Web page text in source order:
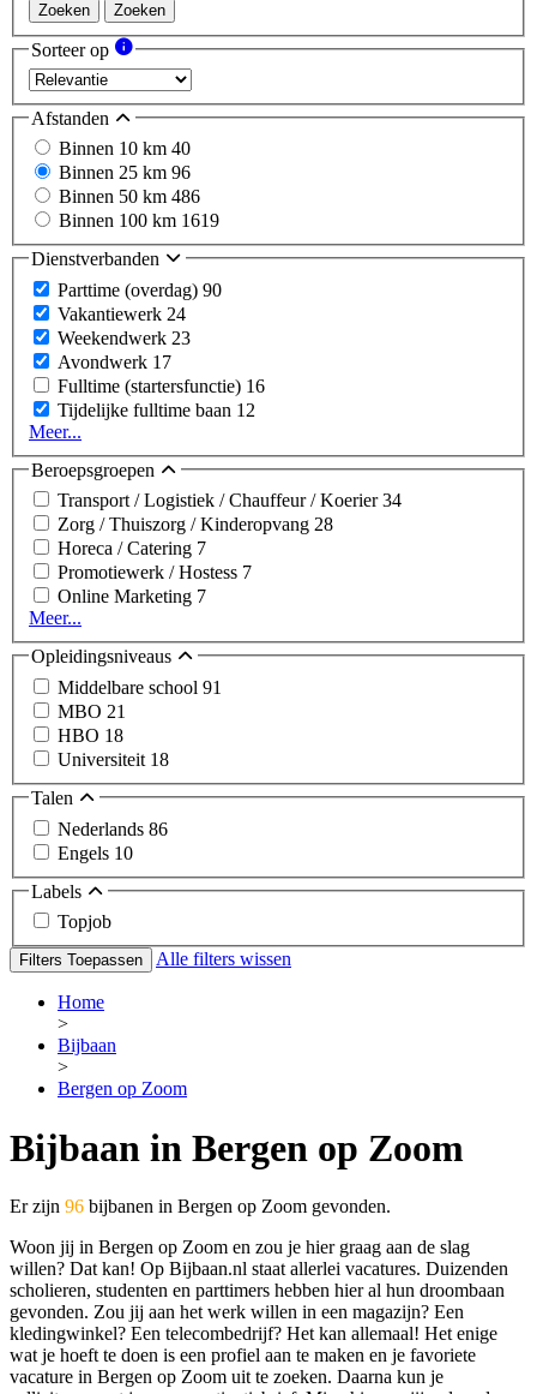
Zoeken Zoeken
Sorteer op
Afstanden
Binnen 10 km 40
Binnen 25 km 96
Binnen 50 km 486
Binnen 100 km 1619
Dienstverbanden
Parttime (overdag) 90
Vakantiewerk 24
Weekendwerk 23
Avondwerk 17
Fulltime (startersfunctie) 16
Tijdelijke fulltime baan 12
Meer...
Beroepsgroepen
Transport / Logistiek / Chauffeur / Koerier34
Zorg / Thuiszorg / Kinderopvang 28
Horeca / Catering 7
Promotiewerk / Hostess 7
Online Marketing 7
Meer...
Opleidingsniveaus
Middelbare school 91
MBO 21
HBO 18
Universiteit 18
Talen
Nederlands 86
Engels 10
Labels
Topjob
Filters Toepassen Alle filters wissen
Home
>
Bijbaan
>
Bergen op Zoom
Bijbaan in Bergen op Zoom
Er zijn 96 bijbanen in Bergen op Zoom gevonden.
Woon jij in Bergen op Zoom en zou je hier graag aan de slag
willen? Dat kan! Op Bijbaan.nl staat allerlei vacatures. Duizenden
scholieren, studenten en parttimers hebben hier al hun droombaan
gevonden. Zou jij aan het werk willen in een magazijn? Een
kledingwinkel? Een telecombedrijf? Het kan allemaal! Het enige
wat je hoeft te doen is een profiel aan te maken en je favoriete
vacature in Bergen op Zoom uit te zoeken. Daarna kun je